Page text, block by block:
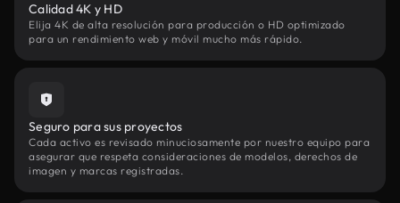
Calidad 4K y HD
Elija 4K de alta resolución para producción o HD optimizado
para un rendimiento web y móvil mucho más rápido.
Seguro para sus proyectos
Cada activo es revisado minuciosamente por nuestro equipo para
asegurar que respeta consideraciones de modelos, derechos de
imagen y marcas registradas.